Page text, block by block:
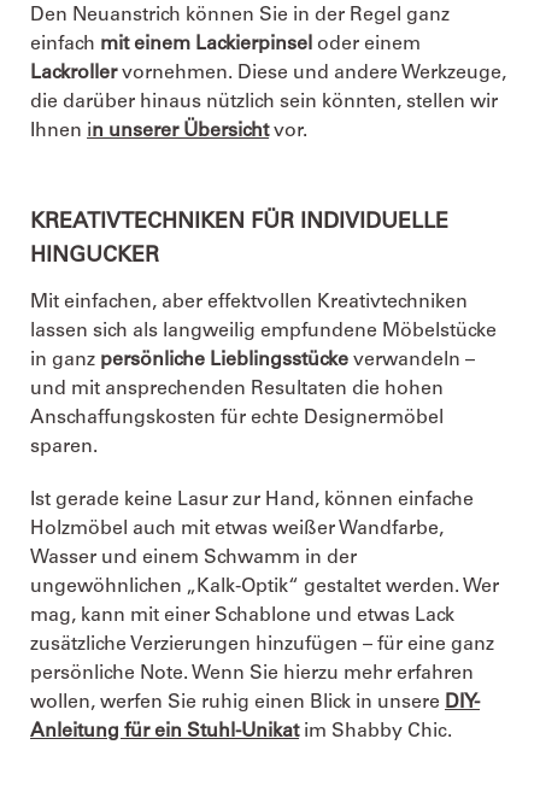
Den Neuanstrich können Sie in der Regel ganz
einfach mit einem Lackierpinsel oder einem
Lackrollervornehmen. Diese und andere Werkzeuge,
die darüber hinaus nützlich sein könnten, stellen wir
Ihnen in unserer Übersichtvor.
KREATIVTECHNIKEN FÜR INDIVIDUELLE
HINGUCKER
Mit einfachen, aber effektvollen Kreativtechniken
lassen sich als langweilig empfundene Möbelstücke
in ganz persönliche Lieblingsstücke verwandeln –
und mit ansprechenden Resultaten die hohen
Anschaffungskosten für echte Designermöbel
sparen.
Ist gerade keine Lasur zur Hand, können einfache
Holzmöbel auch mit etwas weißer Wandfarbe,
Wasser und einem Schwamm in der
ungewöhnlichen „Kalk-Optik“ gestaltet werden. Wer
mag, kann mit einer Schablone und etwas Lack
zusätzliche Verzierungen hinzufügen – für eine ganz
persönliche Note. Wenn Sie hierzu mehr erfahren
wollen, werfen Sie ruhig einen Blick in unsere DIY-
Anleitung für ein Stuhl-Unikatim Shabby Chic.